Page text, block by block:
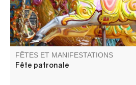
FÊTES ET MANIFESTATIONS
Fête patronale